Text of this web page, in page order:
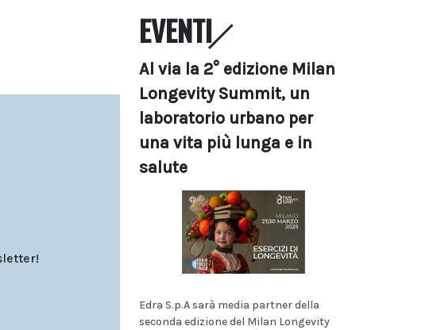
EVENTI
Al via la 2° edizione Milan
Longevity Summit, un
laboratorio urbano per
una vita più lunga e in
salute
Edra S.p.A sarà media partner della
seconda edizione del Milan Longevity